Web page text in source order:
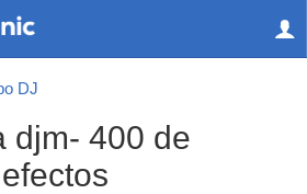
DJ
djm- 400 de